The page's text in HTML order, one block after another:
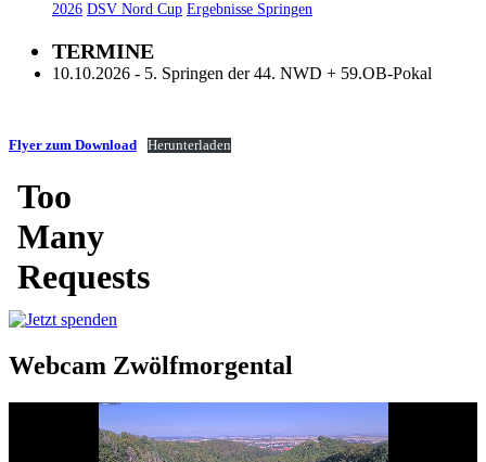
2026 DSV Nord Cup Ergebnisse Springen
TERMINE
10.10.2026 - 5. Springen der 44. NWD + 59.OB-Pokal
Flyer zum Download Herunterladen
Webcam Zwölfmorgental